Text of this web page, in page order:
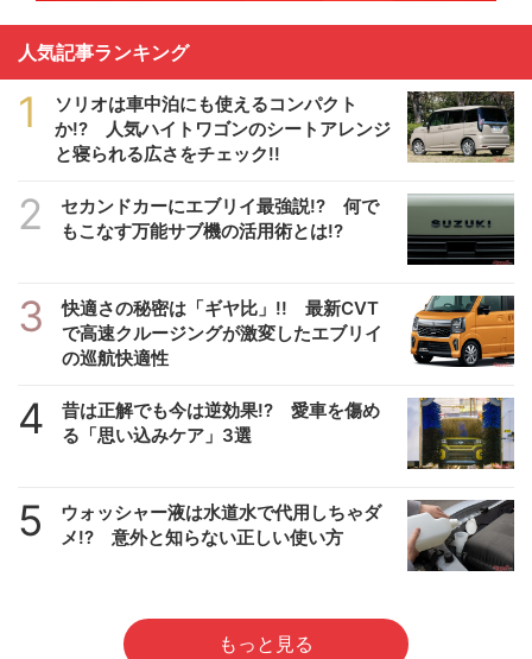
人気記事ランキング
1
ソリオは車中泊にも使えるコンパクト
か!? 人気ハイトワゴンのシートアレンジ
と寝られる広さをチェック!!
2
セカンドカーにエブリイ最強説!? 何で
もこなす万能サブ機の活用術とは!?
3
快適さの秘密は「ギヤ比」!! 最新CVT
で高速クルージングが激変したエブリイ
の巡航快適性
4
昔は正解でも今は逆効果!? 愛車を傷め
る「思い込みケア」3選
5
ウォッシャー液は水道水で代用しちゃダ
メ!? 意外と知らない正しい使い方
もっと見る